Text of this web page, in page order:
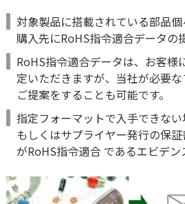
対象製品に搭載されている部品
購入先にRoHS指令適合データの
RoHS指令適合データは、お客様
定いただきますが、当社が必要
ご提案をすることも可能です。
指定フォーマットで入手できな
もしくはサプライヤー発行の保
がRoHS指令適合 であるエビデン